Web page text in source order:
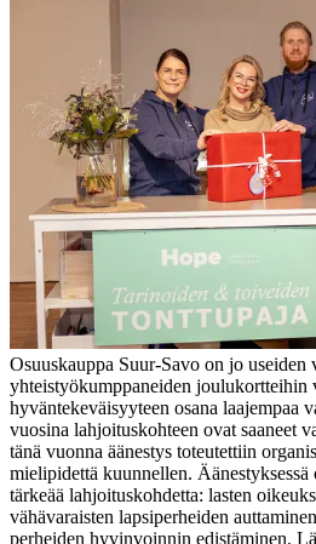
Osuuskauppa Suur-Savo on jo useiden
yhteistyökumppaneiden joulukortteihin
hyväntekeväisyyteen osana laajempaa
vuosina lahjoituskohteen ovat saaneet
tänä vuonna äänestys toteutettiin
mielipidettä kuunnellen.
tärkeää lahjoituskohdetta: lasten
vähävaraisten lapsiperheiden
perheiden hyvinvoinnin edistäminen.